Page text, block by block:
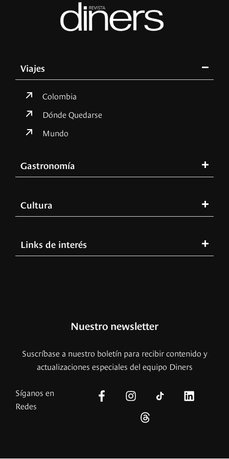
Viajes
Colombia
Dónde Quedarse
Mundo
Gastronomía
Cultura
Links de interés
Nuestro newsletter
Suscríbase a nuestro boletín para recibir contenido y
actualizaciones especiales del equipo Diners
Síganos en
Redes